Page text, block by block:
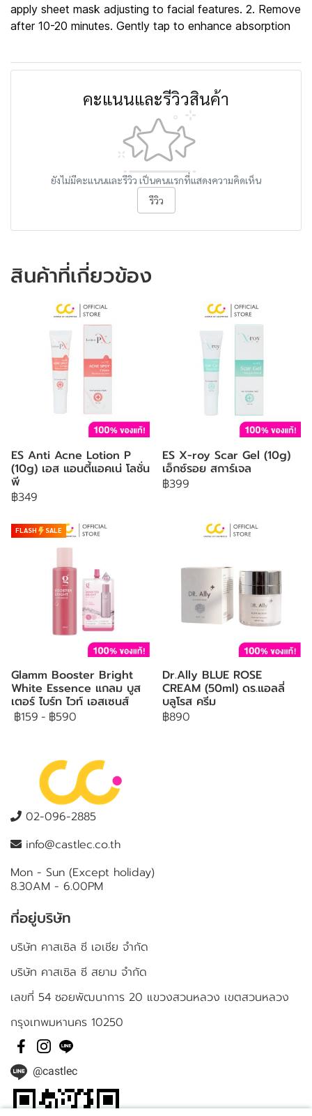
apply sheet mask adjusting to facial features. 2. Remove
after 10-20 minutes. Gently tap to enhance absorption
คะแนนและรีวิวสินค้า
ยังไม่มีคะแนนและรีวิว เป็นคนแรกที่แสดงความคิดเห็น
รีวิว
สินค้าที่เกี่ยวข้อง
ES Anti Acne Lotion P
(10g) เอส แอนตี้แอคเน่ โลชั่น
พี
฿349
ES X-roy Scar Gel (10g)
เอ็กซ์รอย สการ์เจล
฿399
FLASH SALE
Glamm Booster Bright
White Essence แกลม บูส
เตอร์ ไบร์ท ไวท์ เอสเซนส์
฿159 - ฿590
Dr.Ally BLUE ROSE
CREAM (50ml) ดร.แอลลี่
บลูโรส ครีม
฿890
02-096-2885
info@castlec.co.th
Mon - Sun (Except holiday)
8.30AM - 6.00PM
ที่อยู่บริษัท
บริษัท คาสเซิล ซี เอเชีย จำกัด
บริษัท คาสเซิล ซี สยาม จำกัด
เลขที่ 54 ซอยพัฒนาการ 20 แขวงสวนหลวง เขตสวนหลวง
กรุงเทพมหานคร 10250
@castlec